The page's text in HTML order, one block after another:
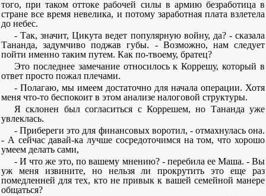
того, при таком оттоке рабочей силы в армию безработица в
стране все время невелика, и потому заработная плата взлетела
до небес.
- Так, значит, Цикута ведет популярную войну, да? - сказала
Тананда, задумчиво поджав губы. - Возможно, нам следует
пойти именно таким путем. Как по-твоему, братец?
Это последнее замечание относилось к Коррешу, который в
ответ просто пожал плечами.
- Полагаю, мы имеем достаточно для начала операции. Хотя
меня что-то беспокоит в этом анализе налоговой структуры.
Я склонен был согласиться с Коррешем, но Тананда уже
увлеклась.
- Прибереги это для финансовых воротил, - отмахнулась она.
- А сейчас давай-ка лучше сосредоточимся на том, что хорошо
умеем делать сами,
- И что же это, по вашему мнению? - перебила ее Маша. - Вы
уж меня извините, но нельзя ли прокрутить это еще раз
помедленней для тех, кто не привык к вашей семейной манере
общаться?